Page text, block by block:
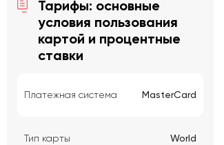
Тарифы: основные
условия пользования
картой и процентные
ставки
Платежная система MasterCard
Тип карты World